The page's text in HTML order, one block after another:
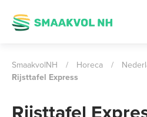
SmaakvolNH / Horeca /
Rijsttafel Express